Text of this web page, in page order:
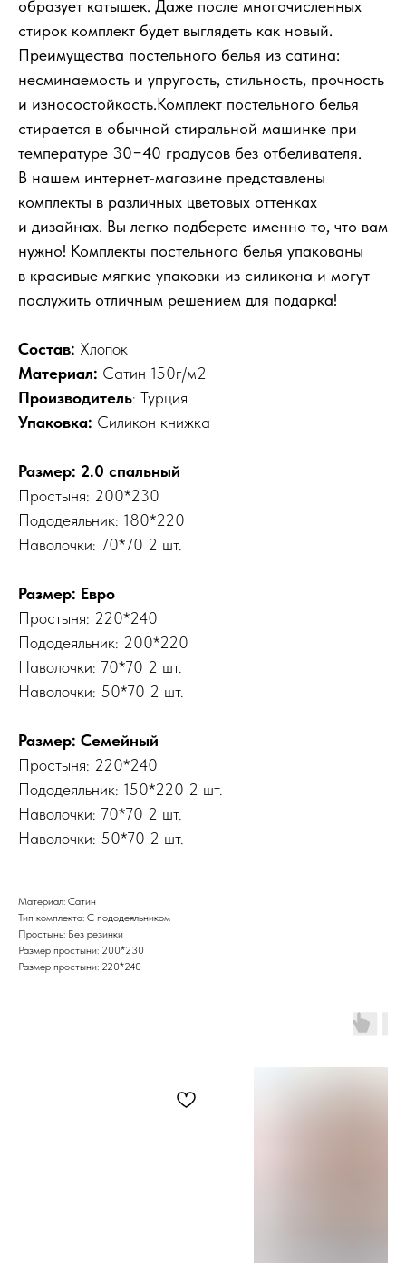
образует катышек. Даже после многочисленных
стирок комплект будет выглядеть как новый.
Преимущества постельного белья из сатина:
несминаемость и упругость, стильность, прочность
и износостойкость.Комплект постельного белья
стирается в обычной стиральной машинке при
температуре 30−40 градусов без отбеливателя.
В нашем интернет-магазине представлены
комплекты в различных цветовых оттенках
и дизайнах. Вы легко подберете именно то, что вам
нужно! Комплекты постельного белья упакованы
в красивые мягкие упаковки из силикона и могут
послужить отличным решением для подарка!
Состав: Хлопок
Материал: Сатин 150г/м2
Производитель: Турция
Упаковка: Силикон книжка
Размер: 2.0 спальный
Простыня: 200*230
Пододеяльник: 180*220
Наволочки: 70*70 2 шт.
Размер: Евро
Простыня: 220*240
Пододеяльник: 200*220
Наволочки: 70*70 2 шт.
Наволочки: 50*70 2 шт.
Размер: Семейный
Простыня: 220*240
Пододеяльник: 150*220 2 шт.
Наволочки: 70*70 2 шт.
Наволочки: 50*70 2 шт.
Материал: Сатин
Тип комплекта: С пододеяльником
Простынь: Без резинки
Размер простыни: 200*230
Размер простыни: 220*240